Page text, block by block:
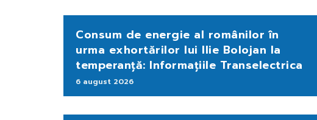
Consum de energie al românilor în
urma exhortărilor lui Ilie Bolojan la
temperanță: Informațiile Transelectrica
6 august 2026